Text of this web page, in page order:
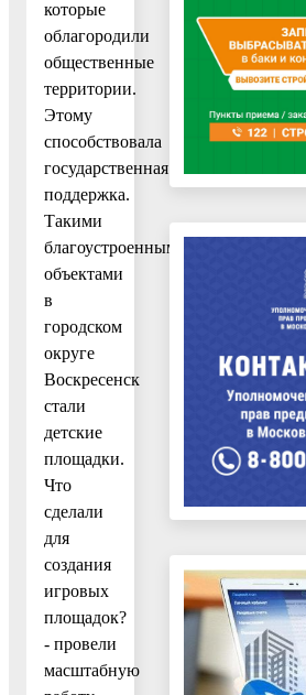
которые
облагородили
общественные
территории.
Этому
способствовала
государственная
поддержка.
Такими
благоустроенными
объектами
в
городском
округе
Воскресенск
стали
детские
площадки.
Что
сделали
для
создания
игровых
площадок?
- провели
масштабную